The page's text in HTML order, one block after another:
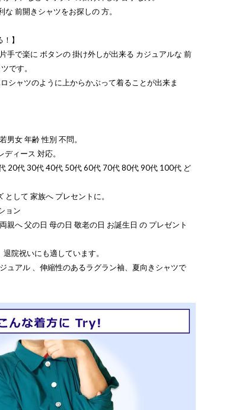
前開きシャツをお探しの 方。
】
手で楽に ボタンの 掛け外しが出来る カジュアルな 前
です。
シャツのように上からかぶって着ることが出来ま
男女 年齢 性別 不問。
ィース 対応。
20代 30代 40代 50代 60代 70代 80代 90代 100代 ど
として 家族へ プレセントに。
ョン
親へ 父の日 母の日 敬老の日 お誕生日 の プレゼント
院祝いにも適しています。
ュアル 、伸縮性のあるラグラン袖、夏向きシャツで